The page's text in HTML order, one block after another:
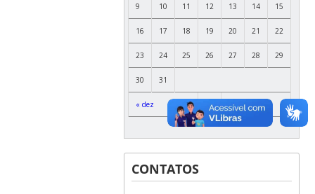
« dez
9 10 11 12 13 14 15
16 17 18 19 20 21 22
23 24 25 26 27 28 29
30 31
CONTATOS